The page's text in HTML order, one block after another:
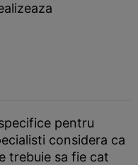
pentru
considera ca
trebuie sa fie cat